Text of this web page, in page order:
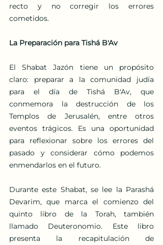
recto y no corregir los errores
cometidos.
La Preparación para Tishá B'Av
El Shabat Jazón tiene un propósito
claro: preparar a la comunidad judía
para el día de Tishá B'Av, que
conmemora la destrucción de los
Templos de Jerusalén, entre otros
eventos trágicos. Es una oportunidad
para reflexionar sobre los errores del
pasado y considerar cómo podemos
enmendarlos en el futuro.
Durante este Shabat, se lee la Parashá
Devarim, que marca el comienzo del
quinto libro de la Torah, también
llamado Deuteronomio. Este libro
presenta la recapitulación de